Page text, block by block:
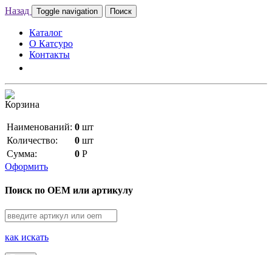
Назад Toggle navigation Поиск
Каталог
О Катсуро
Контакты
Корзина
Наименований: 0 шт
Количество:
0 шт
Сумма:
0 Р
Оформить
Поиск по OEM или артикулу
как искать